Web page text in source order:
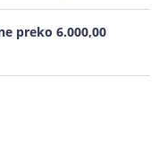
preko 6.000,00